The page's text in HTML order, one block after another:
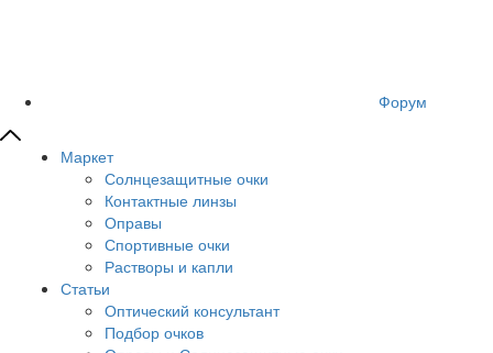
Форум
Маркет
Солнцезащитные очки
Контактные линзы
Оправы
Спортивные очки
Растворы и капли
Статьи
Оптический консультант
Подбор очков